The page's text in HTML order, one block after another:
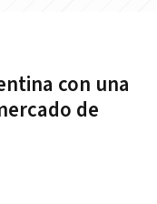
con una
de